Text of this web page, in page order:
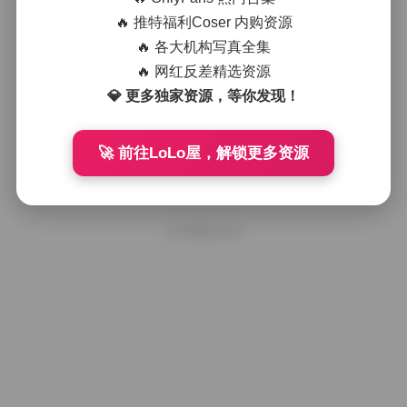
击街拍作品
2025年11月7日
搭日记
2025年10月23日
🔥 推特福利Coser 内购资源
🔥 各大机构写真全集
🔥 网红反差精选资源
💎 更多独家资源，等你发现！
🚀 前往LoLo屋，解锁更多资源